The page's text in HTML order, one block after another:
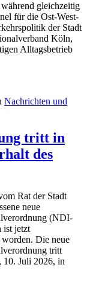
gleichzeitig
für die Ost-West-
der Stadt
Köln,
Alltagsbetrieb
Nachrichten und
tritt in
des
Rat der Stadt
neue
(NDI-
jetzt
Die neue
tritt
10. Juli 2026, in